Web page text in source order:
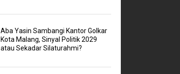
Aba Yasin Sambangi Kantor Golkar
Kota Malang, Sinyal Politik 2029
atau Sekadar Silaturahmi?